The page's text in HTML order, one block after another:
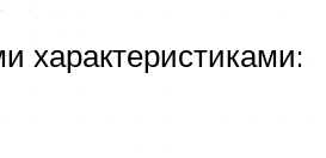
характеристиками: